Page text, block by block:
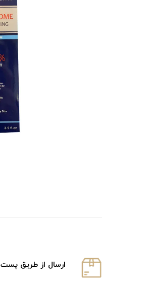
ارسال از طریق پست